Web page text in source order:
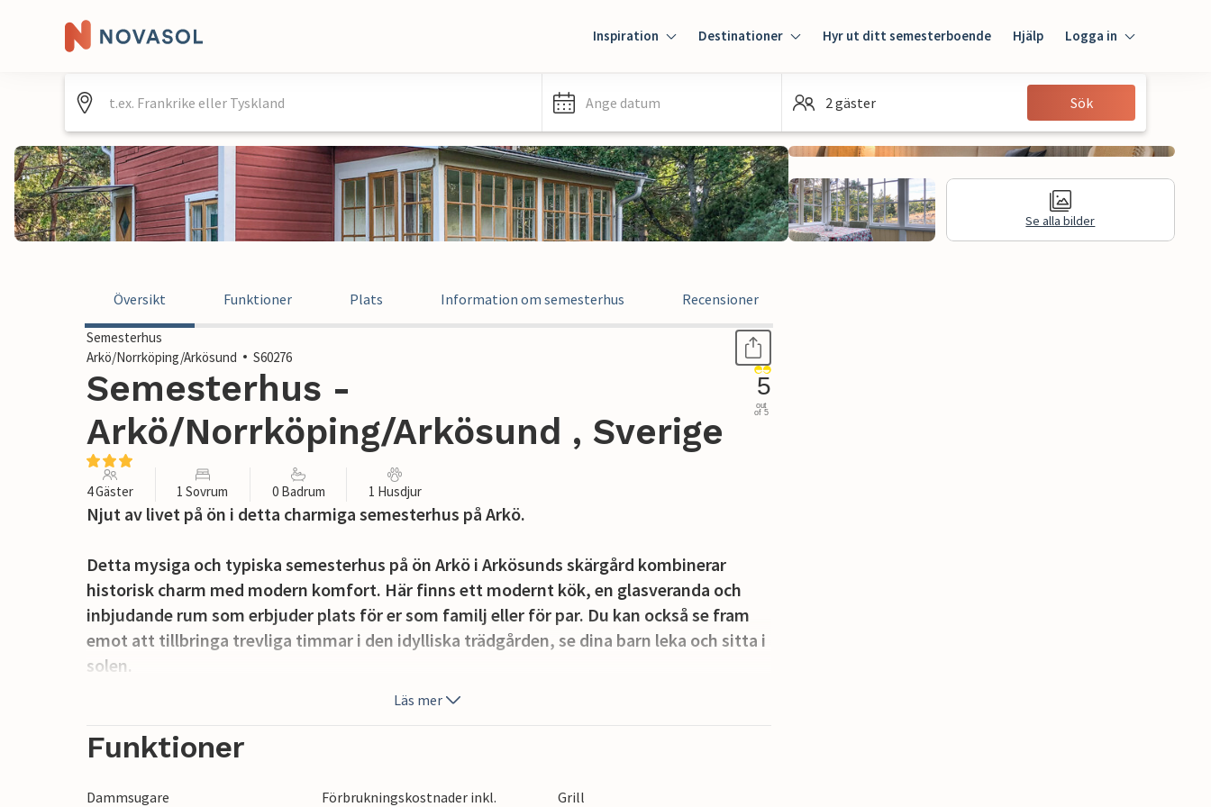
Inspiration Destinationer Hyr ut ditt semesterboende Hjälp Logga in
Gäst
Ange datum 2 gäster Sök
Se alla bilder
Översikt Funktioner Plats Information om semesterhus Recensioner
Semesterhus
Arkö/Norrköping/Arkösund
S60276
Semesterhus -
Arkö/Norrköping/Arkösund , Sverige
5
out
of 5
4 Gäster 1 Sovrum 0 Badrum 1 Husdjur
Njut av livet på ön i detta charmiga semesterhus på Arkö.
Detta mysiga och typiska semesterhus på ön Arkö i Arkösunds skärgård kombinerar
historisk charm med modern komfort. Här finns ett modernt kök, en glasveranda och
inbjudande rum som erbjuder plats för er som familj eller för par. Du kan också se fram
emot att tillbringa trevliga timmar i den idylliska trädgården, se dina barn leka och sitta i
solen.
bort. Koppla av med en simtur, fiska eller utforska de omgivande vikarna med en hyrd
Läs mer
Funktioner
Dammsugare Förbrukningskostnader inkl.
Grill